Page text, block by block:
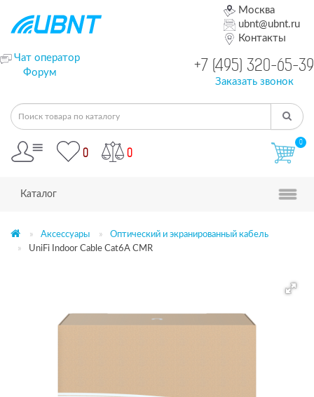
Москва
ubnt@ubnt.ru
Контакты
Чат оператор
Форум
+7 (495) 320-65-39
Заказать звонок
0 0
0
Каталог
Аксессуары
Оптический и экранированный кабель
UniFi Indoor Cable Cat6A CMR